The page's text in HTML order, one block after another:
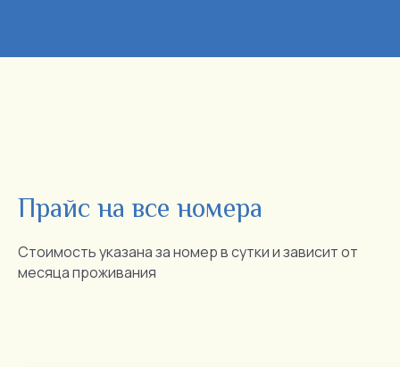
Прайс на все номера
Стоимость указана за номер в сутки и зависит от
месяца проживания